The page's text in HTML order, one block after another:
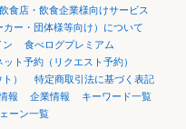
飲食店・飲食企業様向けサービス
カー・団体様等向け）について
ン
食べログプレミアム
ット予約（リクエスト予約）
）
特定商取引法に基づく表記
報 企業情報
キーワード一覧
ーン一覧